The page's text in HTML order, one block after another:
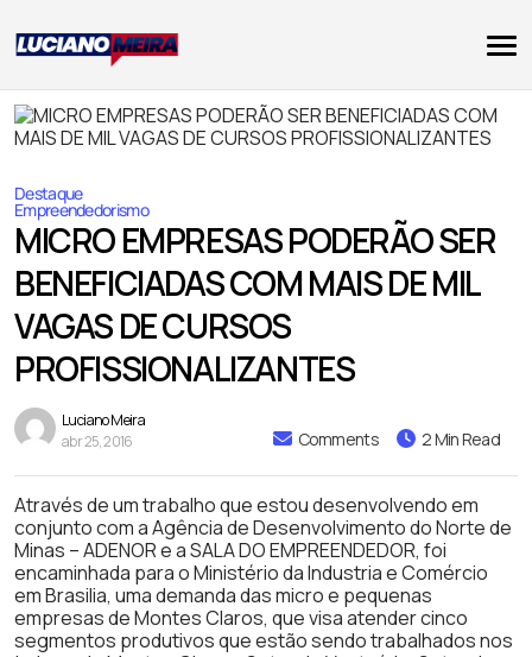
Destaque
Empreendedorismo
MICRO EMPRESAS PODERÃO SER
BENEFICIADAS COM MAIS DE MIL
VAGAS DE CURSOS
PROFISSIONALIZANTES
Luciano Meira
abr 25, 2016
Comments 2 Min Read
Através de um trabalho que estou desenvolvendo em
conjunto com a Agência de Desenvolvimento do Norte de
Minas – ADENOR e a SALA DO EMPREENDEDOR, foi
encaminhada para o Ministério da Industria e Comércio
em Brasilia, uma demanda das micro e pequenas
empresas de Montes Claros, que visa atender cinco
segmentos produtivos que estão sendo trabalhados nos